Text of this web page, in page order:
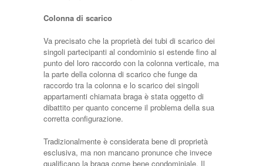
Colonna di scarico
Va precisato che la proprietà dei tubi di scarico dei
singoli partecipanti al condominio si estende fino al
punto del loro raccordo con la colonna verticale, ma
la parte della colonna di scarico che funge da
raccordo tra la colonna e lo scarico dei singoli
appartamenti chiamata braga è stata oggetto di
dibattito per quanto concerne il problema della sua
corretta configurazione.
Tradizionalmente è considerata bene di proprietà
esclusiva, ma non mancano pronunce che invece
qualificano la braga come bene condominiale. Il